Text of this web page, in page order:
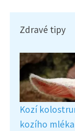
Zdravé tipy
Kozí
kozího mléka